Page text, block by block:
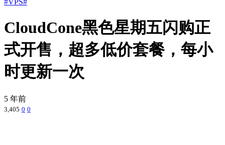
#VPS#
CloudCone黑色星期五闪购正
式开售，超多低价套餐，每小
时更新一次
5 年前
3,405 0 0